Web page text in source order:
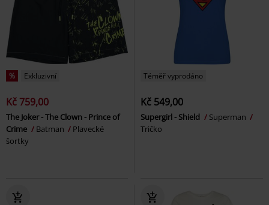
% Exkluzivní
Kč 759,00
The Joker - The Clown - Prince of
Crime
Batman
Plavecké
šortky
Téměř vyprodáno
Kč 549,00
Supergirl - Shield
Superman
Tričko